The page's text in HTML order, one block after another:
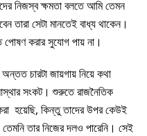
নিজস্ব ক্ষমতা বলতে আমি তেমন
তারা সেটা মানতেই বাধ্য থাকেন।
পোষণ করার সুযোগ পায় না।
চারটা জায়গায় নিয়ে কথা
সংকট। শুরুতে রাজনৈতিক
হয়েছি, কিন্তু তাদের উপর কেউই
তার নিজের দলও পারেনি। সেই